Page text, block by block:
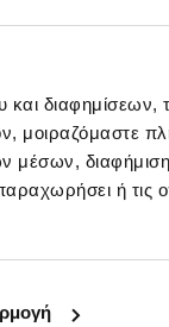
μοιραζόμαστε
μέσων,
ή τις
κατά την παράδοση